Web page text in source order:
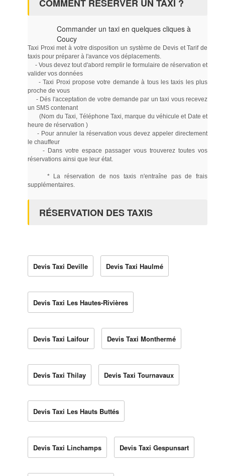
COMMENT RÉSERVER UN TAXI ?
Commander un taxi en quelques cliques à
Coucy
Taxi Proxi met à votre disposition un système de Devis et Tarif de
taxis pour préparer à l'avance vos déplacements.
- Vous devez tout d'abord remplir le formulaire de réservation et
valider vos données
- Taxi Proxi propose votre demande à tous les taxis les plus
proche de vous
- Dés l'acceptation de votre demande par un taxi vous recevez
un SMS contenant
(Nom du Taxi, Téléphone Taxi, marque du véhicule et Date et
heure de réservation )
- Pour annuler la réservation vous devez appeler directement
le chauffeur
- Dans votre espace passager vous trouverez toutes vos
réservations ainsi que leur état.
* La réservation de nos taxis n'entraîne pas de frais
supplémentaires.
RÉSERVATION DES TAXIS
Devis Taxi Deville Devis Taxi Haulmé
Devis Taxi Les Hautes-Rivières
Devis Taxi Laifour Devis Taxi Monthermé
Devis Taxi Thilay Devis Taxi Tournavaux
Devis Taxi Les Hauts Buttés
Devis Taxi Linchamps Devis Taxi Gespunsart